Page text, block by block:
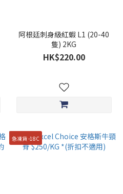
阿根廷刺身級紅蝦 L1 (20-40
隻) 2KG
HK$220.00
急凍貨 -18C